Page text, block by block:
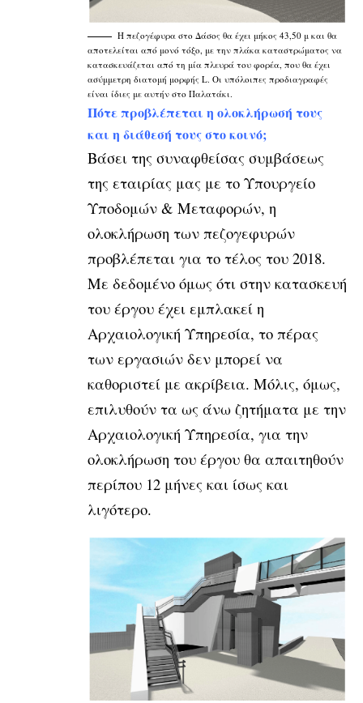
Η πεζογέφυρα στο Δάσος θα έχει μήκος 43,50 μ και θα
αποτελείται από μονό τόξο, με την πλάκα καταστρώματος να
κατασκευάζεται από τη μία πλευρά του φορέα, που θα έχει
ασύμμετρη διατομή μορφής L. Οι υπόλοιπες προδιαγραφές
είναι ίδιες με αυτήν στο Παλατάκι.
Πότε προβλέπεται η ολοκλήρωσή τους
και η διάθεσή τους στο κοινό;
Βάσει της συναφθείσας συμβάσεως
της εταιρίας μας με το Υπουργείο
Υποδομών & Μεταφορών, η
ολοκλήρωση των πεζογεφυρών
προβλέπεται για το τέλος του 2018.
Με δεδομένο όμως ότι στην κατασκευή
του έργου έχει εμπλακεί η
Αρχαιολογική Υπηρεσία, το πέρας
των εργασιών δεν μπορεί να
καθοριστεί με ακρίβεια. Μόλις, όμως,
επιλυθούν τα ως άνω ζητήματα με την
Αρχαιολογική Υπηρεσία, για την
ολοκλήρωση του έργου θα απαιτηθούν
περίπου 12 μήνες και ίσως και
λιγότερο.